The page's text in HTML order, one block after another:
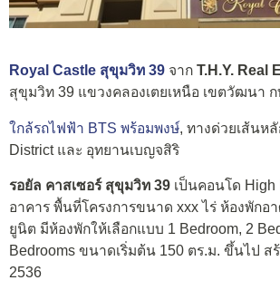
Royal Castle สุขุมวิท 39 จาก T.H.Y. Real
สุขุมวิท 39 แขวงคลองเตยเหนือ เขตวัฒนา ก
ใกล้รถไฟฟ้า BTS พร้อมพงษ์, ทางด่วยเส้นห
District และ อุทยานเบญจสิริ
รอยัล คาสเซอร์ สุขุมวิท 39 เป็นคอนโด
อาคาร พื้นที่โครงการขนาด xxx ไร่ ห้องพักอ
ยูนิต มีห้องพักให้เลือกแบบ 1 Bedroom, 2
Bedrooms ขนาดเริ่มต้น 150 ตร.ม. ขึ้นไป ส
2536